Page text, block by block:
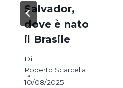
Salvador,
dove è nato
il Brasile
Di
Roberto Scarcella
10/08/2025